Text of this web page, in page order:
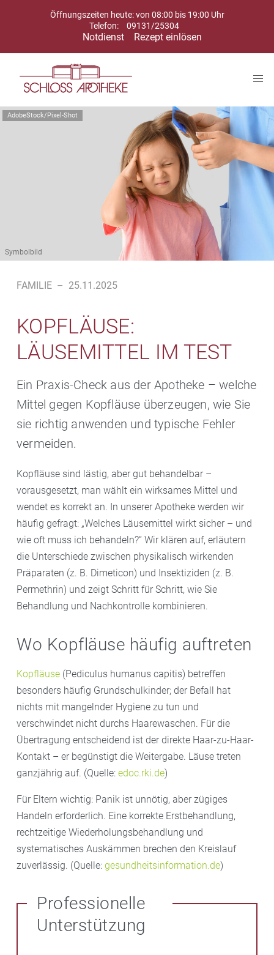
Öffnungszeiten heute: von 08:00 bis 19:00 Uhr
Telefon:
09131/25304
Notdienst Rezept einlösen
AdobeStock/Pixel-Shot
Symbolbild
FAMILIE – 25.11.2025
KOPFLÄUSE:
LÄUSEMITTEL IM TEST
Ein Praxis-Check aus der Apotheke – welche
Mittel gegen Kopfläuse überzeugen, wie Sie
sie richtig anwenden und typische Fehler
vermeiden.
Kopfläuse sind lästig, aber gut behandelbar –
vorausgesetzt, man wählt ein wirksames Mittel und
wendet es korrekt an. In unserer Apotheke werden wir
häufig gefragt: „Welches Läusemittel wirkt sicher – und
wie oft muss ich behandeln?“ Wir klären auf, erläutern
die Unterschiede zwischen physikalisch wirkenden
Präparaten (z. B. Dimeticon) und Insektiziden (z. B.
Permethrin) und zeigt Schritt für Schritt, wie Sie
Behandlung und Nachkontrolle kombinieren.
Wo Kopfläuse häufig auftreten
Kopfläuse (Pediculus humanus capitis) betreffen
besonders häufig Grundschulkinder; der Befall hat
nichts mit mangelnder Hygiene zu tun und
verschwindet nicht durchs Haarewaschen. Für die
Übertragung entscheidend ist der direkte Haar-zu-Haar-
Kontakt – er begünstigt die Weitergabe. Läuse treten
ganzjährig auf. (Quelle: edoc.rki.de)
Für Eltern wichtig: Panik ist unnötig, aber zügiges
Handeln erforderlich. Eine korrekte Erstbehandlung,
rechtzeitige Wiederholungsbehandlung und
systematisches Auskämmen brechen den Kreislauf
zuverlässig. (Quelle: gesundheitsinformation.de)
Professionelle
Unterstützung